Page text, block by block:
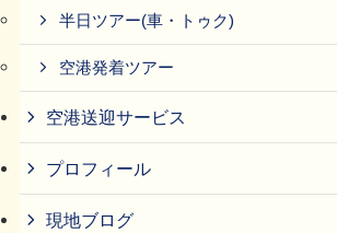
半日ツアー(車・トゥク)
空港発着ツアー
空港送迎サービス
プロフィール
現地ブログ